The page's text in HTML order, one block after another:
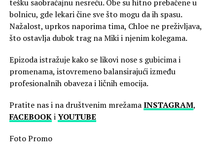
tešku saobraćajnu nesreću. Obe su hitno prebačene u
bolnicu, gde lekari čine sve što mogu da ih spasu.
Nažalost, uprkos naporima tima, Chloe ne preživljava,
što ostavlja dubok trag na Miki i njenim kolegama.
Epizoda istražuje kako se likovi nose s gubicima i
promenama, istovremeno balansirajući između
profesionalnih obaveza i ličnih emocija.
Pratite nas i na društvenim mrežamaINSTAGRAM,
FACEBOOKiYOUTUBE
Foto Promo